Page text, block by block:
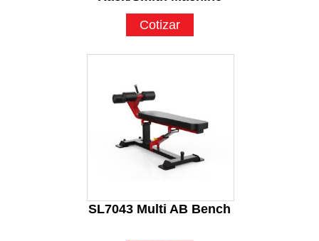
Cotizar
SL7043 Multi AB Bench